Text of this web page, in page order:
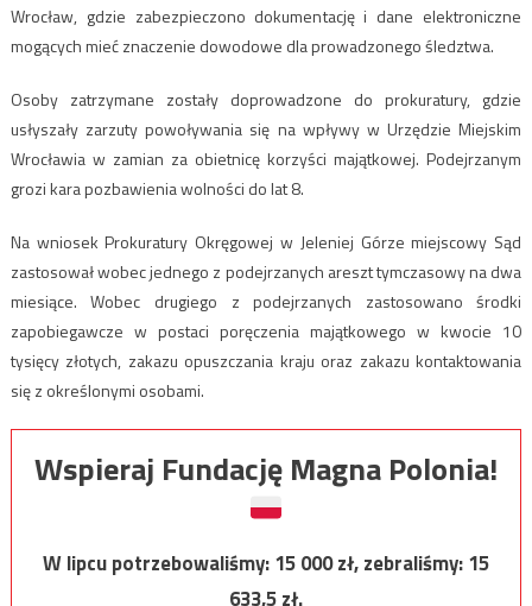
Wrocław, gdzie zabezpieczono dokumentację i dane elektroniczne
mogących mieć znaczenie dowodowe dla prowadzonego śledztwa.
Osoby zatrzymane zostały doprowadzone do prokuratury, gdzie
usłyszały zarzuty powoływania się na wpływy w Urzędzie Miejskim
Wrocławia w zamian za obietnicę korzyści majątkowej. Podejrzanym
grozi kara pozbawienia wolności do lat 8.
Na wniosek Prokuratury Okręgowej w Jeleniej Górze miejscowy Sąd
zastosował wobec jednego z podejrzanych areszt tymczasowy na dwa
miesiące. Wobec drugiego z podejrzanych zastosowano środki
zapobiegawcze w postaci poręczenia majątkowego w kwocie 10
tysięcy złotych, zakazu opuszczania kraju oraz zakazu kontaktowania
się z określonymi osobami.
Wspieraj Fundację Magna Polonia!
W lipcu potrzebowaliśmy:15 000zł, zebraliśmy:15
633,5zł.